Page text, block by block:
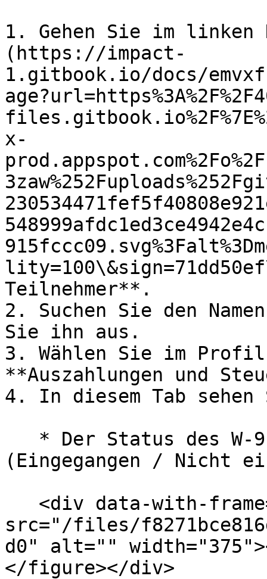
1. Gehen Sie im linken
(https://impact-
1.gitbook.io/docs/
x-
Teilnehmer**.
2. Suchen Sie den
Sie ihn aus.
3. Wählen Sie im Profil
**Auszahlungen und
4. In diesem Tab sehen
(Eingegangen / Nicht
src="/files/
d0" alt=""
</figure></div>